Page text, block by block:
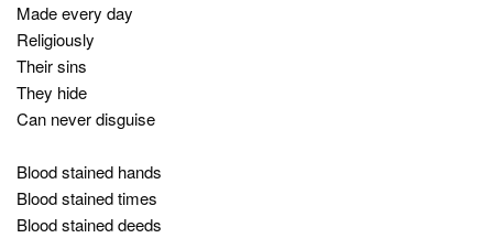
Made every day
Religiously
Their sins
They hide
Can never disguise
Blood stained hands
Blood stained times
Blood stained deeds